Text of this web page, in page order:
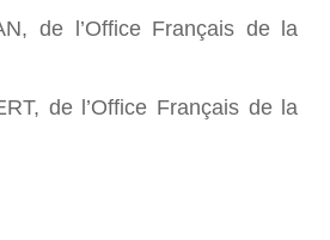
de l’Office Français de la
de l’Office Français de la